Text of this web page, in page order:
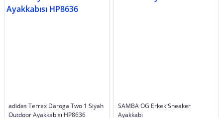
adidas Terrex Daroga Two 1 Siyah
Outdoor Ayakkabısı HP8636
SAMBA OG Erkek Sneaker
Ayakkabı